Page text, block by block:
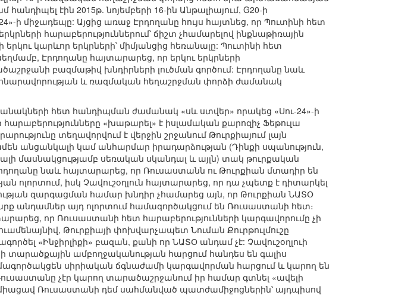
էին 2015թ. նոյեմբերի 16-ին Անթալիայում, G20-ի
ի միջադեպը: Այցից առաջ Էրդողանը հույս հայտնեց, որ Պուտինի հետ
հարաբերություններում՝ ճիշտ չհամարելով ինքնաթիռային
կարևոր երկրների՝ միմյանցից հեռանալը: Պուտինի հետ
Էրդողանը հայտարարեց, որ երկու երկրների
բազմաթիվ խնդիրների լուծման գործում: Էրդողանը նաև
հնարավորության և ռազմական հեղաշրջման փորձի ժամանակ
հետ հանդիպման ժամանակ «սև ստվեր» որակեց «Սու-24»-ի
«խաթարել» է իսլամական քարոզիչ Ֆեթուլա
տեղավորվում է վերջին շրջանում Թուրքիայում լայն
անցանկալի կամ անհարմար իրադարձության (Դինքի սպանություն,
մասնակցությամբ սեռական սկանդալ և այլն) տակ թուրքական
նաև հայտարարեց, որ Ռուսաստանն ու Թուրքիան մտադիր են
ոլորտում, իսկ Չավուշօղլուն հայտարարեց, որ դա չպետք է դիտարկել
զարգացման համար խնդիր չհամարեց այն, որ Թուրքիան ՆԱՏՕ
անդամներ այդ ոլորտում համագործակցում են Ռուսաստանի հետ։
որ Ռուսաստանի հետ հարաբերությունների կարգավորումը չի
Թուրքիայի փոխվարչապետ Նուման Քուրթուլմուշը
«Ինջիրլիքի» բազան, քանի որ ՆԱՏՕ անդամ չէ: Չավուշօղլուի
տարածքային ամբողջականության հարցում հանդես են գալիս
սիրիական ճգնաժամի կարգավորման հարցում և կարող են
չէր կարող տարածաշրջանում իր համար գտնել «ավելի
Ռուսաստանի դեմ սահմանված պատժամիջոցներին՝ այդպիսով